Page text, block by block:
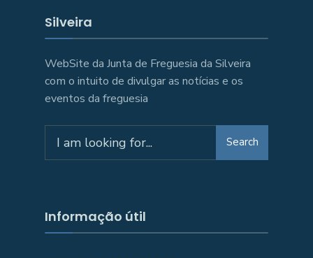
Silveira
WebSite da Junta de Freguesia da Silveira
com o intuito de divulgar as notícias e os
eventos da freguesia
for:
Search
Informação útil